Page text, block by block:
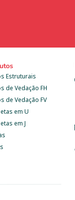
Estruturais
de Vedação FH
de Vedação FV
em U
em J